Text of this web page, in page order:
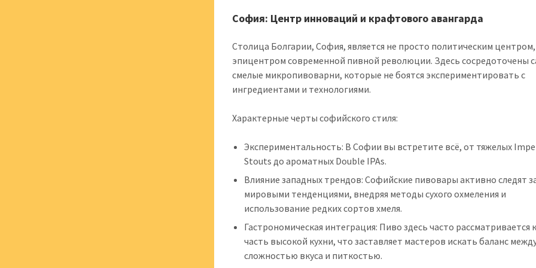
София: Центр инноваций и крафтового авангарда
Столица Болгарии, София, является не просто политическим
эпицентром современной пивной революции. Здесь сосредоточены
смелые микропивоварни, которые не боятся экспериментировать с
ингредиентами и технологиями.
Характерные черты софийского стиля:
Экспериментальность: В Софии вы встретите всё, от тяжелых
Stouts до ароматных Double IPAs.
Влияние западных трендов: Софийские пивовары активно следят
мировыми тенденциями, внедряя методы сухого охмеления и
использование редких сортов хмеля.
Гастрономическая интеграция: Пиво здесь часто рассматривается
часть высокой кухни, что заставляет мастеров искать баланс
сложностью вкуса и питкостью.